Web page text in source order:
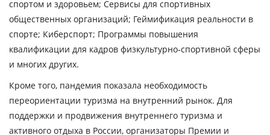
спортом и здоровьем; Сервисы для спортивных
общественных организаций; Геймификация реальности в
спорте; Киберспорт; Программы повышения
квалификации для кадров физкультурно-спортивной сферы
и многих других.
Кроме того, пандемия показала необходимость
переориентации туризма на внутренний рынок. Для
поддержки и продвижения внутреннего туризма и
активного отдыха в России, организаторы Премии и